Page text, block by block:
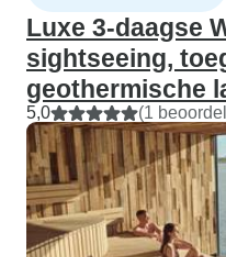
Luxe 3-daagse
sightseeing,
geothermische
5,0 (1